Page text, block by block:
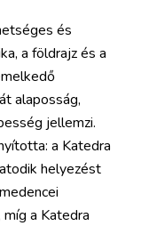
és
a földrajz és a
alaposság,
jellemzi.
a Katedra
helyezést
a Katedra